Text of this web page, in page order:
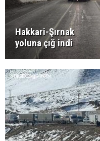
Hakkari-Şırnak
yoluna çığ indi